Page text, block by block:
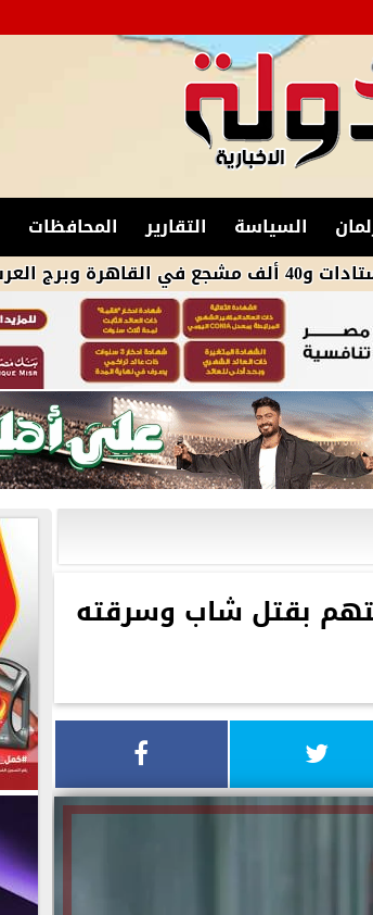
السياسة التقارير المحافظات
بقتل شاب وسرقته